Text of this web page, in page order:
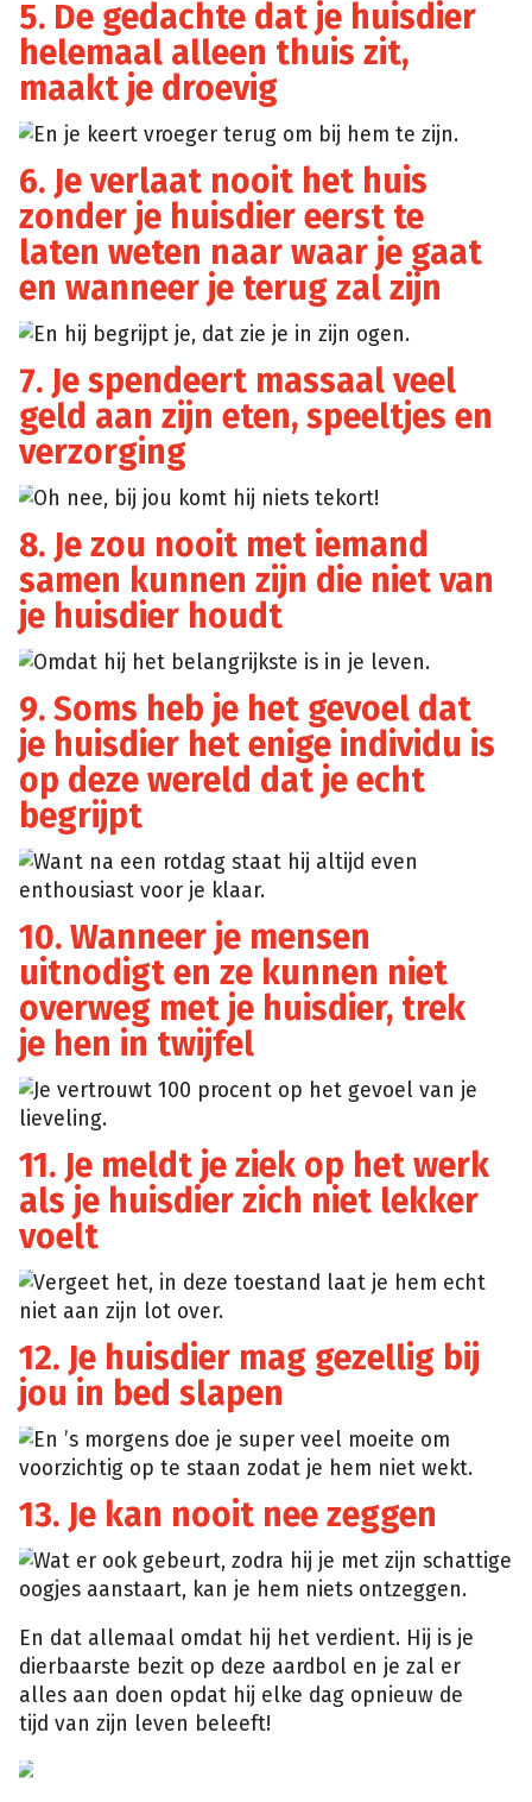
5. De gedachte dat je huisdier
helemaal alleen thuis zit,
maakt je droevig
En je keert vroeger terug om bij hem te zijn.
6. Je verlaat nooit het huis
zonder je huisdier eerst te
laten weten naar waar je gaat
en wanneer je terug zal zijn
En hij begrijpt je, dat zie je in zijn ogen.
7. Je spendeert massaal veel
geld aan zijn eten, speeltjes en
verzorging
Oh nee, bij jou komt hij niets tekort!
8. Je zou nooit met iemand
samen kunnen zijn die niet van
je huisdier houdt
Omdat hij het belangrijkste is in je leven.
9. Soms heb je het gevoel dat
je huisdier het enige individu is
op deze wereld dat je echt
begrijpt
Want na een rotdag staat hij altijd even
enthousiast voor je klaar.
10. Wanneer je mensen
uitnodigt en ze kunnen niet
overweg met je huisdier, trek
je hen in twijfel
Je vertrouwt 100 procent op het gevoel van je
lieveling.
11. Je meldt je ziek op het werk
als je huisdier zich niet lekker
voelt
Vergeet het, in deze toestand laat je hem echt
niet aan zijn lot over.
12. Je huisdier mag gezellig bij
jou in bed slapen
En ’s morgens doe je super veel moeite om
voorzichtig op te staan zodat je hem niet wekt.
13. Je kan nooit nee zeggen
Wat er ook gebeurt, zodra hij je met zijn schattige
oogjes aanstaart, kan je hem niets ontzeggen.
En dat allemaal omdat hij het verdient. Hij is je
dierbaarste bezit op deze aardbol en je zal er
alles aan doen opdat hij elke dag opnieuw de
tijd van zijn leven beleeft!